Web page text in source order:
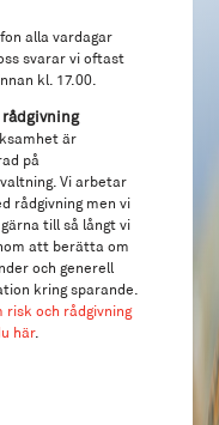
alla vardagar
svarar vi oftast
kl. 17.00.
är
på
Vi arbetar
rådgivning men vi
till så långt vi
att berätta om
och generell
kring sparande.
risk och rådgivning
här.